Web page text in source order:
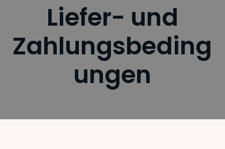
Liefer- und
Zahlungsbeding
ungen